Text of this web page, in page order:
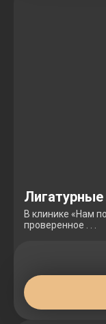
В клинике «Нам
проверенное . . .